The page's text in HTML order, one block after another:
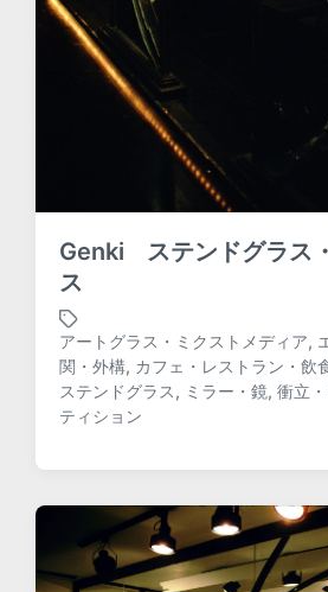
Genki ステンドグラス
ス
T
a
g
d
t
アートグラス・ミクストメディア,
関・外構, カフェ・レストラン・飲
ステンドグラス, ミラー・鏡, 衝立
ティション